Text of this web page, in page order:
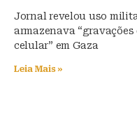
Jornal revelou uso
armazenava
celular” em Gaza
Leia Mais »